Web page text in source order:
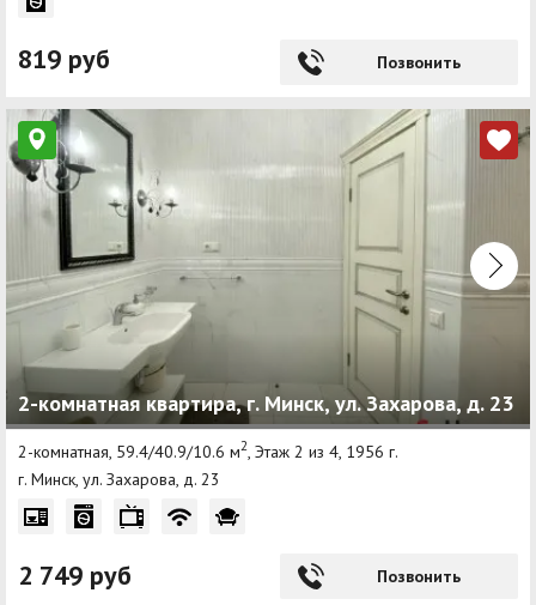
819 руб Позвонить
2-комнатная квартира, г. Минск, ул. Захарова, д. 23
2-комнатная, 59.4/40.9/10.6 м2 , Этаж 2 из 4, 1956 г.
г. Минск, ул. Захарова, д. 23
2 749 руб Позвонить